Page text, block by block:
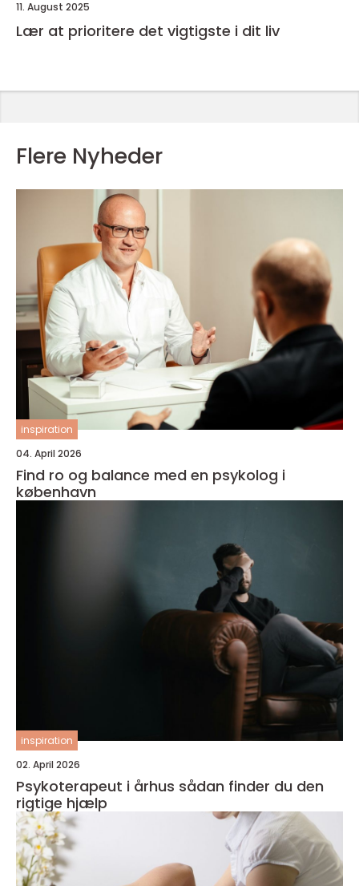
11. August 2025
Lær at prioritere det vigtigste i dit liv
Flere Nyheder
inspiration
04. April 2026
Find ro og balance med en psykolog i
københavn
inspiration
02. April 2026
Psykoterapeut i århus sådan finder du den
rigtige hjælp